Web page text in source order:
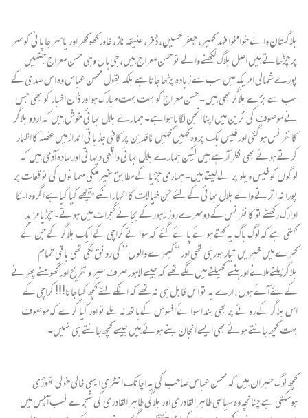
بلاگستان والے خوامخوا فہد کہیر، جعفر حسین، ڈفر، عنیقہ ناز، خاور کھوکھر اور یاسر جاپانی کو سر
پر چڑھاتے ہیں اصل بلاگ لکھنے والے تو حسن معراج ہیں، جی ہاں وہی حسن معراج جنہیں
پورے شمالی امریکہ میں سب سے زیادہ پڑھا جاتا ہے بلکہ بقول محسن عباس وہ اس صدی کے
سب سے بڑے بلاگر بھی ہیں۔ حسن معراج کو بہت بہت مبارک ہو اور ڈان اخبار کو بھی جس
نے موصوف کی ٹرین میں اپنا انجن لگایا ہوا ہے۔ ہمارے بلال بھائی خوش ہیں کہ اردو بلاگر
کانفرنس ہوگئی اور فیس بک پر وہ کہیں کہیں ناقدین پر کافی جذباتی انداز میں غصہ کا اظہار
کرتے ہوئے بھی نظر آرہے ہیں لیکن ہمارے بلال بھائی واقعی دیہاتی اور سادہ آدمی ہیں کہ
لوگوں کو فیس ویلو پر لے لیتے ہیں۔ ہماری چڑیا کے مطابق غیر ملکی مہمانوں کی توقعات پر
پورا نہ اترنے والے بلال بھائی کے لئے جن خیالات کا اظہار انکے پیچھے کیا گیا ہے اگر وہ اسکا
ادارک رکھتے تو کانفرنس کے دوسرے روز لاہور کے بجائے گجرات میں ہوتے۔ چڑیا مزید
کہتی ہے کہ لوگ باگ یہ کہتے ہوئے پائے گئے کہ سوائے کراچی کے ایک بلاگر کے جن کے
کمرے میں خبریں تیار ہورہی تھی اور “کیمرے والوں” کی رونق لگی تھی باقی تمام
بلاگرزملنے ملانے اور ہنسے کھیلنے میں لگے تھے کہ جیسے لاہور صرف سیر و تفریح اور گھومنے پھرنے
کے لئے آئے ہوں، ارے یہ تو اس قابل ہی نہ تھے کہ انکے لئے کچھ کیا جاتا!!! کراچی کے
اس بلاگر کے روئے پر بھی بندا سوائے افسوس کے ہاتھ نہ ملے تو اور کیا کرے کہ موصوف
بہت کچھ جانتے ہوئے بھی ایسے انجان بنے ہوئے ہیں جیسے کچھ جانتے ہی نہیں۔
کچھ لوگ حیران ہیں کہ محسن عباس صاحب کی یہ اچانک انٹری ایسی خالی خولی تھوڑی
ہوسکتی ہے چنانچہ وہ سیاسی طاہر القادری اور بلاگی طاہر القادری کی شجرے نسب آپس میں